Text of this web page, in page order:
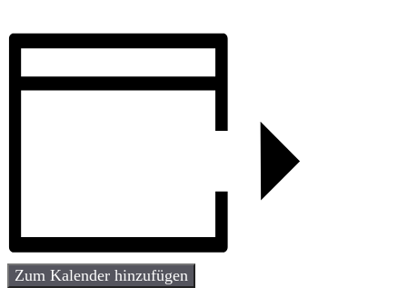
Zum Kalender hinzufügen